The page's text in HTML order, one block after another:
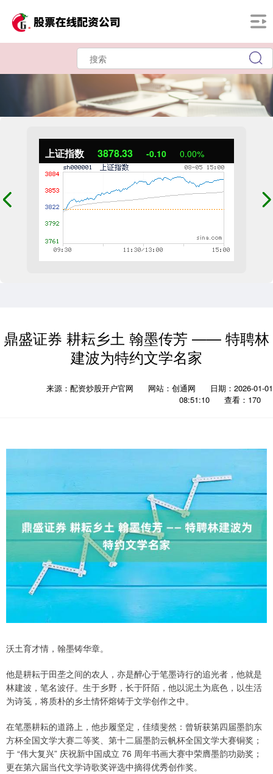
上证指数 3878.33 -0.10 0.00%
鼎盛证券 耕耘乡土 翰墨传芳 —— 特聘林
建波为特约文学名家
来源：配资炒股开户官网 网站：创通网
日期：2026-01-01
08:51:10
查看：170
沃土育才情，翰墨铸华章。
他是耕耘于田垄之间的农人，亦是醉心于笔墨诗行的追光者，他就是
林建波，笔名波仔。生于乡野，长于阡陌，他以泥土为底色，以生活
为诗笺，将质朴的乡土情怀熔铸于文学创作之中。
在笔墨耕耘的道路上，他步履坚定，佳绩斐然：曾斩获第四届墨韵东
方杯全国文学大赛二等奖、第十二届墨韵云帆杯全国文学大赛铜奖；
于 “伟大复兴” 庆祝新中国成立 76 周年书画大赛中荣膺墨韵功勋奖；
更在第六届当代文学诗歌奖评选中摘得优秀创作奖。